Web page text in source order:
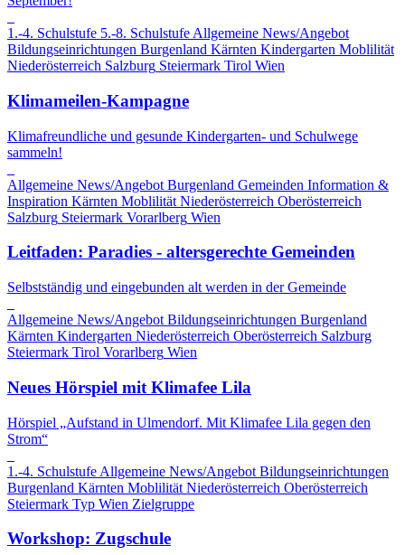
1.-4. Schulstufe 5.-8. Schulstufe Allgemeine News/Angebot
Bildungseinrichtungen Burgenland Kärnten Kindergarten Moblilität
Niederösterreich Salzburg Steiermark Tirol Wien
Klimameilen-Kampagne
Klimafreundliche und gesunde Kindergarten- und Schulwege
sammeln!
Allgemeine News/Angebot Burgenland Gemeinden Information &
Inspiration Kärnten Moblilität Niederösterreich Oberösterreich
Salzburg Steiermark Vorarlberg Wien
Leitfaden: Paradies - altersgerechte Gemeinden
Selbstständig und eingebunden alt werden in der Gemeinde
Allgemeine News/Angebot Bildungseinrichtungen Burgenland
Kärnten Kindergarten Niederösterreich Oberösterreich Salzburg
Steiermark Tirol Vorarlberg Wien
Neues Hörspiel mit Klimafee Lila
Hörspiel „Aufstand in Ulmendorf. Mit Klimafee Lila gegen den
Strom“
1.-4. Schulstufe Allgemeine News/Angebot Bildungseinrichtungen
Burgenland Kärnten Moblilität Niederösterreich Oberösterreich
Steiermark Typ Wien Zielgruppe
Workshop: Zugschule